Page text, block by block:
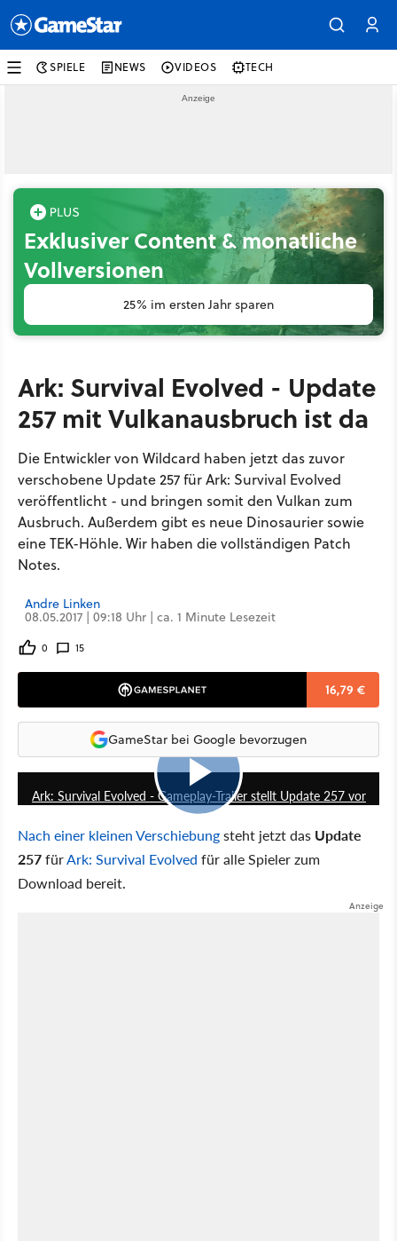
SPIELE NEWS VIDEOS TECH
Exklusiver Content & monatliche
Vollversionen
25% im ersten Jahr sparen
Ark: Survival Evolved - Update
257 mit Vulkanausbruch ist da
Die Entwickler von Wildcard haben jetzt das zuvor
verschobene Update 257 für Ark: Survival Evolved
veröffentlicht - und bringen somit den Vulkan zum
Ausbruch. Außerdem gibt es neue Dinosaurier sowie
eine TEK-Höhle. Wir haben die vollständigen Patch
Notes.
Andre Linken
08.05.2017 | 09:18 Uhr | ca. 1 Minute Lesezeit
0 15
16,79 €
GameStar bei Google bevorzugen
2:43
Ark: Survival Evolved - Gameplay-Trailer stellt Update 257 vor
Nach einer kleinen Verschiebungsteht jetzt das Update
257fürArk: Survival Evolved für alle Spieler zum
Download bereit.